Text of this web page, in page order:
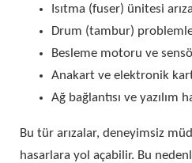
Isıtma (fuser) ünitesi
Drum (tambur)
Besleme motoru ve
Anakart ve elektronik kart
Ağ bağlantısı ve yazılım
Bu tür arızalar, deneyimsiz
hasarlara yol açabilir. Bu